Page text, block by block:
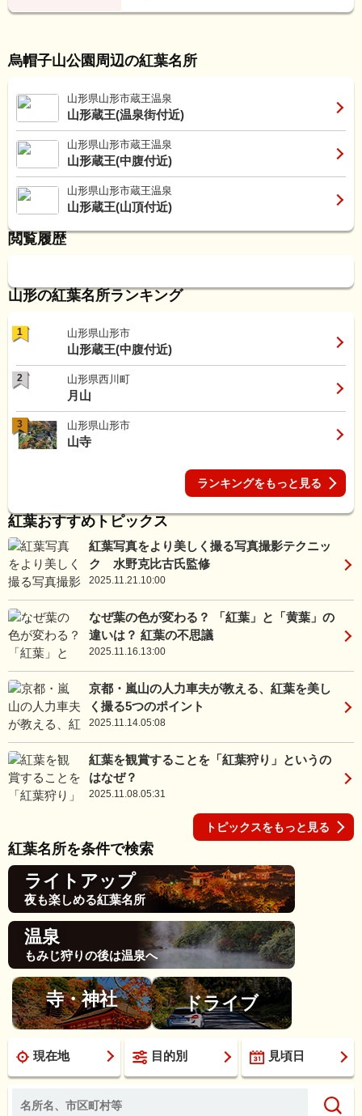
烏帽子山公園周辺の紅葉名所
山形県山形市蔵王温泉
山形蔵王(温泉街付近)
山形県山形市蔵王温泉
山形蔵王(中腹付近)
山形県山形市蔵王温泉
山形蔵王(山頂付近)
閲覧履歴
山形の紅葉名所ランキング
1 山形県山形市
山形蔵王(中腹付近)
2 山形県西川町
月山
3 山形県山形市
山寺
ランキングをもっと見る
紅葉おすすめトピックス
紅葉写真をより美しく撮る写真撮影テクニッ
ク 水野克比古氏監修
2025.11.21.10:00
なぜ葉の色が変わる？ 「紅葉」と「黄葉」の
違いは？ 紅葉の不思議
2025.11.16.13:00
京都・嵐山の人力車夫が教える、紅葉を美し
く撮る5つのポイント
2025.11.14.05:08
紅葉を観賞することを「紅葉狩り」というの
はなぜ？
2025.11.08.05:31
トピックスをもっと見る
紅葉名所を条件で検索
ライトアップ
夜も楽しめる紅葉名所
温泉
もみじ狩りの後は温泉へ
寺・神社 ドライブ
現在地 目的別 見頃日